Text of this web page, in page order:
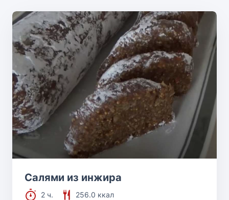
Салями из инжира
2 ч.
256.0 ккал